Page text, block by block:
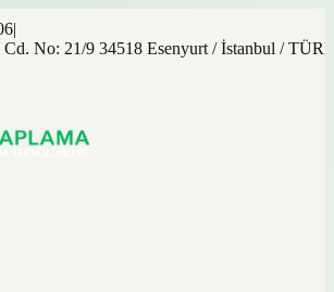
|
No: 21/9 34518 Esenyurt / İstanbul /